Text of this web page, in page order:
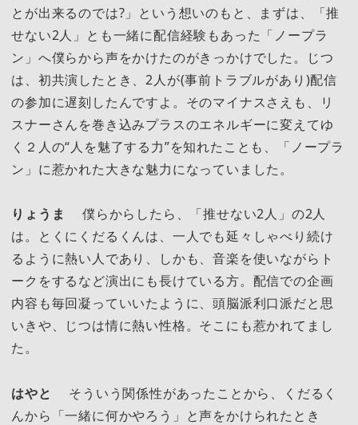
とが出来るのでは?」という想いのもと、まずは、「推
せない2人」とも一緒に配信経験もあった「ノープラ
ン」へ僕らから声をかけたのがきっかけでした。じつ
は、初共演したとき、2人が(事前トラブルがあり)配信
の参加に遅刻したんですよ。そのマイナスさえも、リ
スナーさんを巻き込みプラスのエネルギーに変えてゆ
く２人の“人を魅了する力”を知れたことも、「ノープラ
ン」に惹かれた大きな魅力になっていました。
りょうま
僕らからしたら、「推せない2人」の2人
は。とくにくだるくんは、一人でも延々しゃべり続け
るように熱い人であり、しかも、音楽を使いながらト
ークをするなど演出にも長けている方。配信での企画
内容も毎回凝っていいたように、頭脳派利口派だと思
いきや、じつは情に熱い性格。そこにも惹かれてまし
た。
はやと
そういう関係性があったことから、くだるく
んから「一緒に何かやろう」と声をかけられたとき